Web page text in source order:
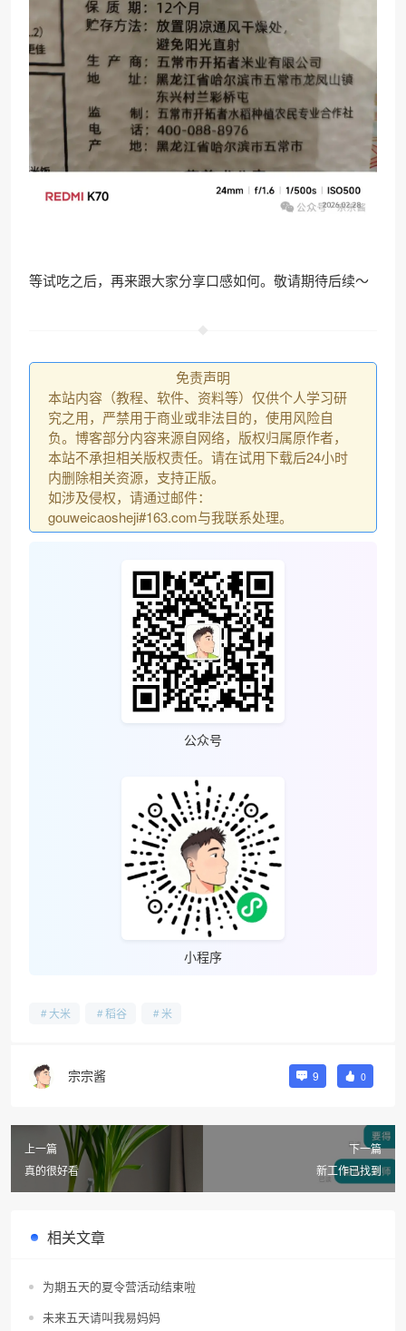
等试吃之后，再来跟大家分享口感如何。敬请期待后续～
免责声明
本站内容（教程、软件、资料等）仅供个人学习研
究之用，严禁用于商业或非法目的，使用风险自
负。博客部分内容来源自网络，版权归属原作者，
本站不承担相关版权责任。请在试用下载后24小时
内删除相关资源，支持正版。
如涉及侵权，请通过邮件：
gouweicaosheji#163.com与我联系处理。
公众号
小程序
大米 稻谷 米
宗宗酱 9 0
上一篇
真的很好看
下一篇
新工作已找到
相关文章
为期五天的夏令营活动结束啦
未来五天请叫我易妈妈